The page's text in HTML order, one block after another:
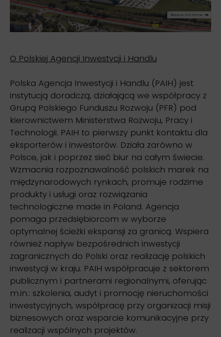
O Polskiej Agencji Inwestycji i Handlu
Polska Agencja Inwestycji i Handlu (PAIH) jest
instytucją doradczą, działającą we współpracy z
Grupą Polskiego Funduszu Rozwoju (PFR) pod
kierownictwem Ministerstwa Rozwoju, Pracy i
Technologii. PAIH to pierwszy punkt kontaktu dla
eksporterów i inwestorów. Działa zarówno w
Polsce, jak i poprzez sieć biur na całym świecie.
Wzmacnia rozpoznawalność polskich marek na
międzynarodowych rynkach, promuje rodzime
produkty i usługi oraz rozwiązania
technologiczne made in Poland. Agencja
pomaga przedsiębiorcom w wyborze
optymalnej ścieżki ekspansji za granicą. Wspiera
również napływ bezpośrednich inwestycji
zagranicznych do Polski oraz realizację polskich
inwestycji w kraju. PAIH współpracuje z sektorem
publicznym i partnerami regionalnymi, oferując
m.in.: szkolenia, audyt i promocję nieruchomości
inwestycyjnych, współpracę przy organizacji misji
biznesowych oraz wsparcie komunikacyjne przy
realizacji wspólnych projektów.